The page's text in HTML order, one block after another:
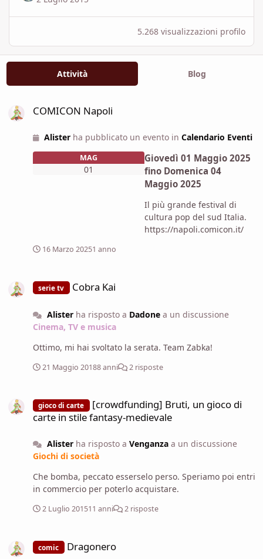
5.268 visualizzazioni profilo
Attività Blog
COMICON Napoli
Alisterha pubblicato un evento in Calendario Eventi
MAG
01
Giovedì 01 Maggio 2025
fino Domenica 04
Maggio 2025
Il più grande festival di
cultura pop del sud Italia.
https://napoli.comicon.it/
16 Marzo 20251 anno
serie tv Cobra Kai
Alisterha risposto a Dadonea un discussione
Cinema, TV e musica
Ottimo, mi hai svoltato la serata. Team Zabka!
21 Maggio 20188 anni 2 risposte
gioco di carte
[crowdfunding] Bruti, un gioco di
carte in stile fantasy-medievale
Alisterha risposto a Venganzaa un discussione
Giochi di società
Che bomba, peccato esserselo perso. Speriamo poi entri
in commercio per poterlo acquistare.
2 Luglio 201511 anni 2 risposte
comic Dragonero